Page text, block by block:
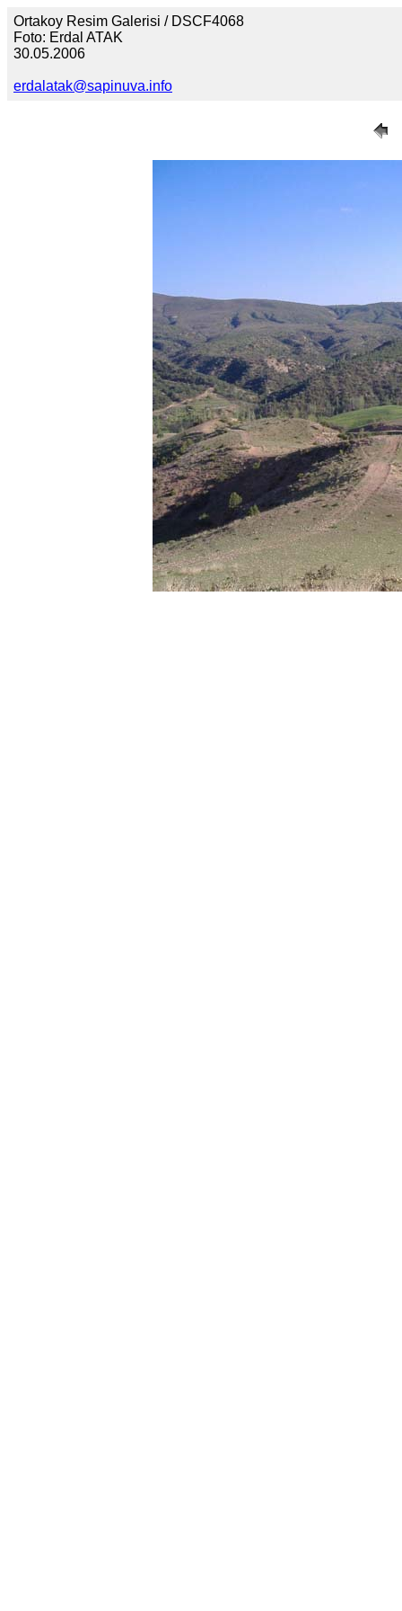
Ortakoy Resim Galerisi / DSCF4068
Foto: Erdal ATAK
30.05.2006
erdalatak@sapinuva.info